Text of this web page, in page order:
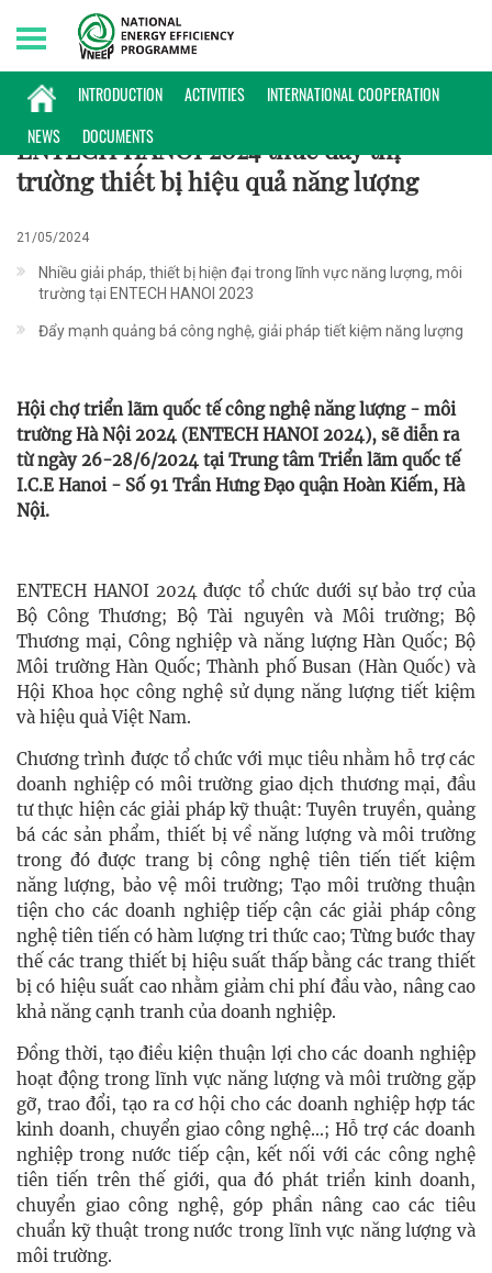
INTRODUCTION ACTIVITIES
INTERNATIONAL COOPERATION
NEWS
DOCUMENTS
Thursday, 06/08/2026 | 10:54 GMT+7
HOẠT ĐỘNG
ENTECH HANOI 2024 thúc đẩy thị
trường thiết bị hiệu quả năng lượng
21/05/2024
Nhiều giải pháp, thiết bị hiện đại trong lĩnh vực năng lượng, môi
trường tại ENTECH HANOI 2023
Đẩy mạnh quảng bá công nghệ, giải pháp tiết kiệm năng lượng
Hội chợ triển lãm quốc tế công nghệ năng lượng - môi
trường Hà Nội 2024 (ENTECH HANOI 2024), sẽ diễn ra
từ ngày 26-28/6/2024 tại Trung tâm Triển lãm quốc tế
I.C.E Hanoi - Số 91 Trần Hưng Đạo quận Hoàn Kiếm, Hà
Nội.
ENTECH HANOI 2024 được tổ chức dưới sự bảo trợ của
Bộ Công Thương; Bộ Tài nguyên và Môi trường; Bộ
Thương mại, Công nghiệp và năng lượng Hàn Quốc; Bộ
Môi trường Hàn Quốc; Thành phố Busan (Hàn Quốc) và
Hội Khoa học công nghệ sử dụng năng lượng tiết kiệm
và hiệu quả Việt Nam.
Chương trình được tổ chức với mục tiêu nhằm hỗ trợ các
doanh nghiệp có môi trường giao dịch thương mại, đầu
tư thực hiện các giải pháp kỹ thuật: Tuyên truyền, quảng
bá các sản phẩm, thiết bị về năng lượng và môi trường
trong đó được trang bị công nghệ tiên tiến tiết kiệm
năng lượng, bảo vệ môi trường; Tạo môi trường thuận
tiện cho các doanh nghiệp tiếp cận các giải pháp công
nghệ tiên tiến có hàm lượng tri thức cao; Từng bước thay
thế các trang thiết bị hiệu suất thấp bằng các trang thiết
bị có hiệu suất cao nhằm giảm chi phí đầu vào, nâng cao
khả năng cạnh tranh của doanh nghiệp.
Đồng thời, tạo điều kiện thuận lợi cho các doanh nghiệp
hoạt động trong lĩnh vực năng lượng và môi trường gặp
gỡ, trao đổi, tạo ra cơ hội cho các doanh nghiệp hợp tác
kinh doanh, chuyển giao công nghệ...; Hỗ trợ các doanh
nghiệp trong nước tiếp cận, kết nối với các công nghệ
tiên tiến trên thế giới, qua đó phát triển kinh doanh,
chuyển giao công nghệ, góp phần nâng cao các tiêu
chuẩn kỹ thuật trong nước trong lĩnh vực năng lượng và
môi trường.